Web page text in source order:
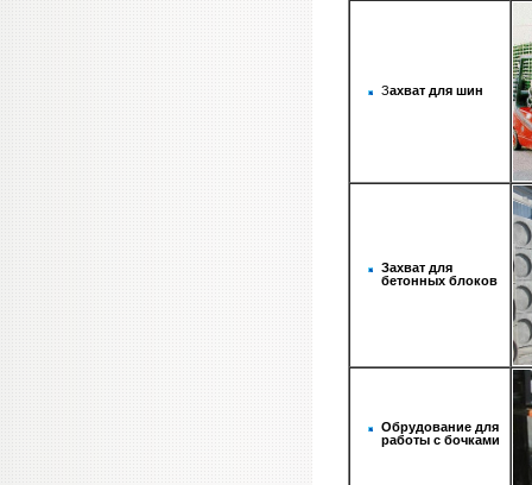
Захват для шин
Захват для
бетонных блоков
Обрудование для
работы с бочками